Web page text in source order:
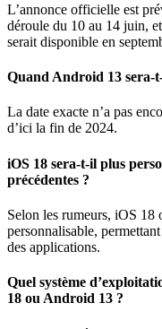
L’annonce officielle est
déroule du 10 au 14 juin,
serait disponible en
Quand Android 13 sera-
La date exacte n’a pas
d’ici la fin de 2024.
iOS 18 sera-t-il plus
précédentes ?
Selon les rumeurs, iOS 18
personnalisable,
des applications.
Quel système
18 ou Android 13 ?